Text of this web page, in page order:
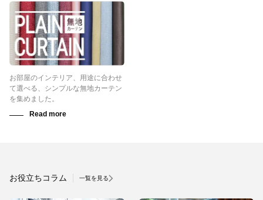
お部屋のインテリア、用途に合わせ
て選べる、シンプルな無地カーテン
を集めました。
お役立ちコラム 一覧を見る